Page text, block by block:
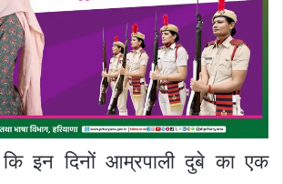
इन दिनों आम्रपाली दुबे का एक